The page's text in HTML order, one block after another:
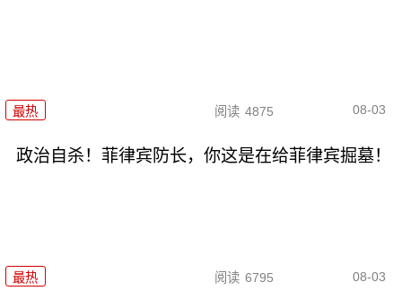
最热 阅读 4875 08-03
政治自杀！菲律宾防长，你这是在给菲律宾掘墓！
最热 阅读 6795 08-03